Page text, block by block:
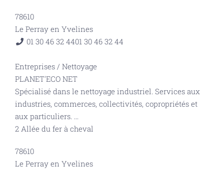
78610
Le Perray en Yvelines
01 30 46 32 4401 30 46 32 44
Entreprises / Nettoyage
PLANET'ECO NET
Spécialisé dans le nettoyage industriel. Services aux
industries, commerces, collectivités, copropriétés et
aux particuliers. ...
2 Allée du fer à cheval
78610
Le Perray en Yvelines